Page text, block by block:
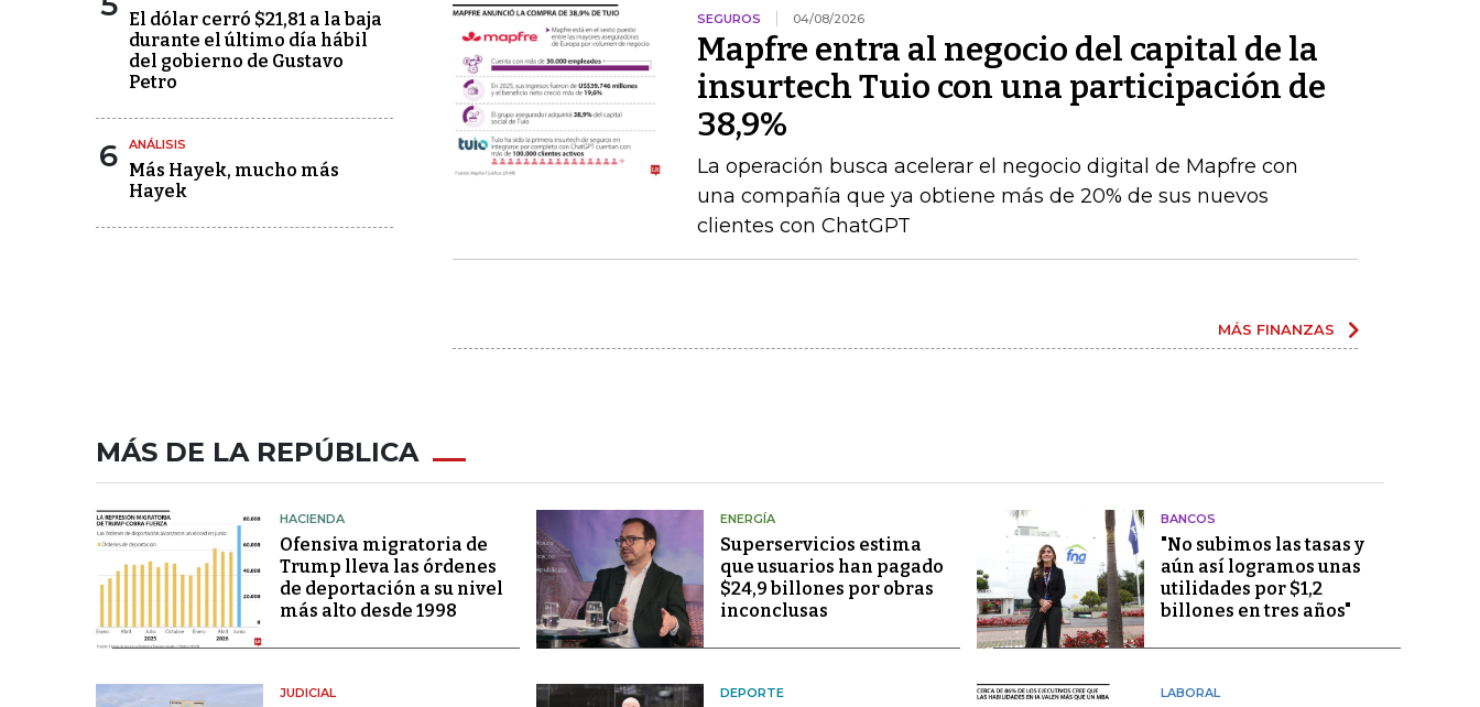
El dólar cerró $21,81 a la baja
durante el último día hábil
del gobierno de Gustavo
Petro
6 ANÁLISIS
Más Hayek, mucho más
Hayek
SEGUROS 04/08/2026
Mapfre entra al negocio del capital de la
insurtech Tuio con una participación de
38,9%
La operación busca acelerar el negocio digital de Mapfre con
una compañía que ya obtiene más de 20% de sus nuevos
clientes con ChatGPT
MÁS FINANZAS
MÁS DE LA REPÚBLICA
HACIENDA
Ofensiva migratoria de
Trump lleva las órdenes
de deportación a su nivel
más alto desde 1998
ENERGÍA
Superservicios estima
que usuarios han pagado
$24,9 billones por obras
inconclusas
BANCOS
"No subimos las tasas y
aún así logramos unas
utilidades por $1,2
billones en tres años"
JUDICIAL DEPORTE LABORAL